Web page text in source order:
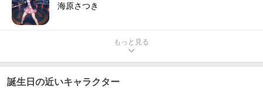
海原さつき
もっと見る
誕生日の近いキャラクター